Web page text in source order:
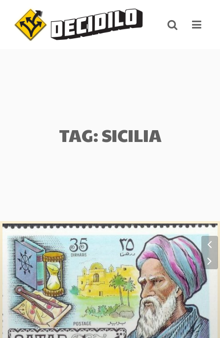
content
TAG: SICILIA